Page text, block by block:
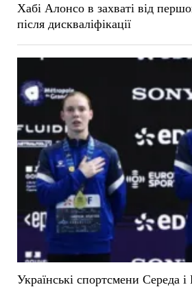
Хабі Алонсо в захваті від
після дискваліфікації
Українські спортсмени Середа і